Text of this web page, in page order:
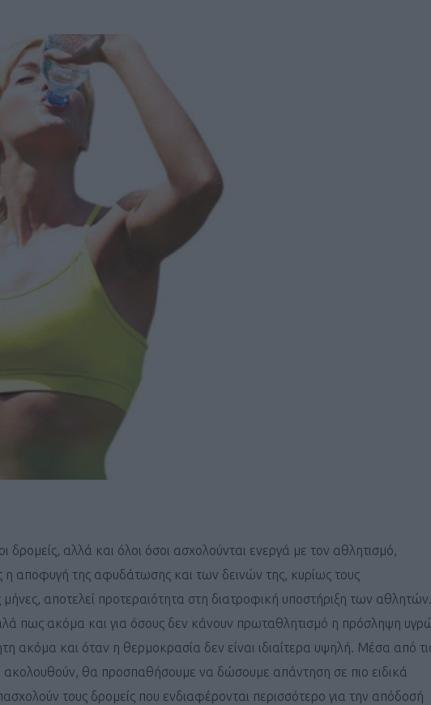
δρομείς, αλλά και όλοι όσοι ασχολούνται ενεργά με τον αθλητισμό,
η αποφυγή της αφυδάτωσης και των δεινών της, κυρίως τους
μήνες, αποτελεί προτεραιότητα στη διατροφική υποστήριξη των αθλητών.
πως ακόμα και για όσους δεν κάνουν πρωταθλητισμό η πρόσληψη
ακόμα και όταν η θερμοκρασία δεν είναι ιδιαίτερα υψηλή. Μέσα από
ακολουθούν, θα προσπαθήσουμε να δώσουμε απάντηση σε πιο ειδικά
τους δρομείς που ενδιαφέρονται περισσότερο για την απόδοσή